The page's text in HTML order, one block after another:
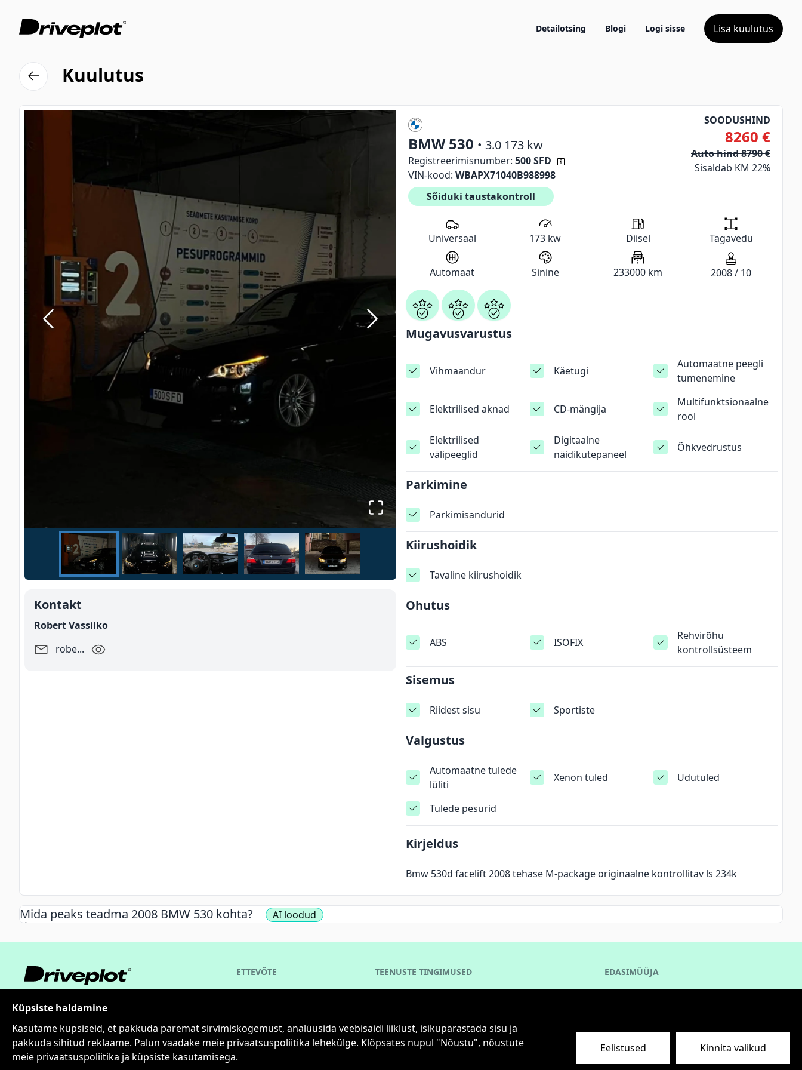
Küpsiste haldamine
Kasutame küpsiseid, et pakkuda paremat sirvimiskogemust, analüüsida veebisaidi liiklust, isikupärastada sisu ja
pakkuda sihitud reklaame. Palun vaadake meie privaatsuspoliitika lehekülge. Klõpsates nupul "Nõustu", nõustute
meie privaatsuspoliitika ja küpsiste kasutamisega.
Eelistused Kinnita valikud
Detailotsing Blogi Logi sisse Lisa kuulutus
Kuulutus
Kontakt
Robert Vassilko
robe...
BMW 530 • 3.0 173 kw
Registreerimisnumber: 500 SFD
VIN-kood: WBAPX71040B988998
Sõiduki taustakontroll
SOODUSHIND
8260 €
Auto hind8790€
Sisaldab KM 22%
Universaal 173 kw Diisel Tagavedu
Automaat Sinine 233000 km 2008/ 10
Mugavusvarustus
Vihmaandur Käetugi
Automaatne peegli
tumenemine
Elektrilised aknad CD-mängija
Multifunktsionaalne
rool
Elektrilised
välipeeglid
Digitaalne
näidikutepaneel
Õhkvedrustus
Parkimine
Parkimisandurid
Kiirushoidik
Tavaline kiirushoidik
Ohutus
ABS ISOFIX
Rehvirõhu
kontrollsüsteem
Sisemus
Riidest sisu Sportiste
Valgustus
Automaatne tulede
lüliti
Xenon tuled Udutuled
Tulede pesurid
Kirjeldus
Bmw 530d facelift 2008 tehase M-package originaalne kontrollitav ls 234k
Mida peaks teadma 2008 BMW 530 kohta? AI loodud
Sõida vabalt, kuuluta tasuta!
ETTEVÕTE
TEENUSTE TINGIMUSED
Küpsiste kasutamise põhimõtted
EDASIMÜÜJA
API dokumentatsioon